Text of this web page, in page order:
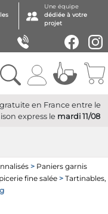
Une équipe
dédiée à votre
projet
en France entre le
expressle mardi 11/08
> Paniers garnis
fine salée> Tartinables,